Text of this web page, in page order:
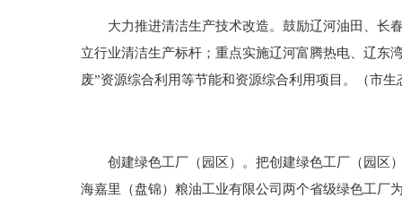
大力推进清洁生产技术改造。鼓励辽河油田、长春
立行业清洁生产标杆；重点实施辽河富腾热电、辽东
废”资源综合利用等节能和资源综合利用项目。（市
创建绿色工厂（园区）。把创建绿色工厂（园区）
海嘉里（盘锦）粮油工业有限公司两个省级绿色工厂